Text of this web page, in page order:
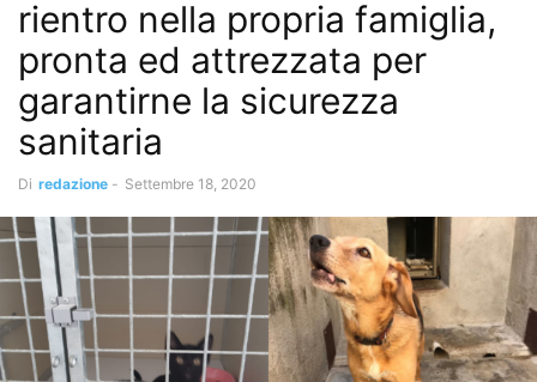
rientro nella propria famiglia,
pronta ed attrezzata per
garantirne la sicurezza
sanitaria
Di redazione - Settembre 18, 2020